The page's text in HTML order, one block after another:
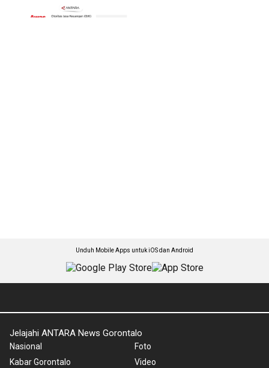
Unduh Mobile Apps untuk iOS dan Android
Jelajahi ANTARA News Gorontalo
Nasional
Kabar Gorontalo
Foto
Video